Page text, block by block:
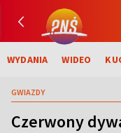
WYDANIA WIDEO
GWIAZDY
Czerwony